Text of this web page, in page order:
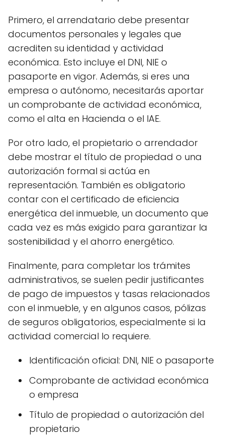
Primero, el arrendatario debe presentar
documentos personales y legales que
acrediten su identidad y actividad
económica. Esto incluye el DNI, NIE o
pasaporte en vigor. Además, si eres una
empresa o autónomo, necesitarás aportar
un comprobante de actividad económica,
como el alta en Hacienda o el IAE.
Por otro lado, el propietario o arrendador
debe mostrar el título de propiedad o una
autorización formal si actúa en
representación. También es obligatorio
contar con el certificado de eficiencia
energética del inmueble, un documento que
cada vez es más exigido para garantizar la
sostenibilidad y el ahorro energético.
Finalmente, para completar los trámites
administrativos, se suelen pedir justificantes
de pago de impuestos y tasas relacionados
con el inmueble, y en algunos casos, pólizas
de seguros obligatorios, especialmente si la
actividad comercial lo requiere.
Identificación oficial: DNI, NIE o pasaporte
Comprobante de actividad económica
o empresa
Título de propiedad o autorización del
propietario